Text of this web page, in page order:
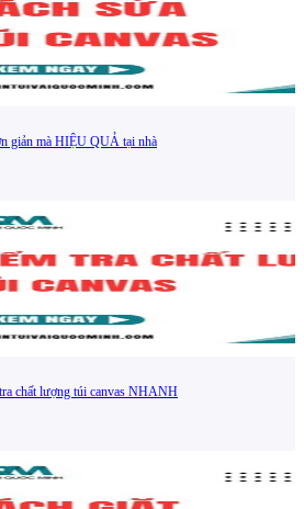
giản mà HIỆU QUẢ tại nhà
chất lượng túi canvas NHANH